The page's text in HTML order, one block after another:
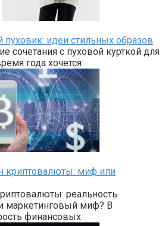
идеи стильных образов
сочетания с пуховой курткой для
года хочется
криптовалюты: миф или
реальность
маркетинговый миф? В
финансовых